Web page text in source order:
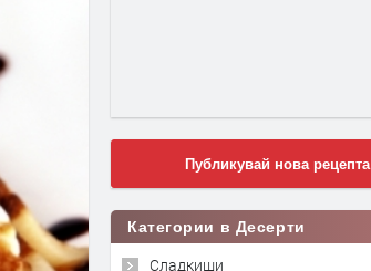
Публикувай нова рецепта
Категории в Десерти
Сладкиши